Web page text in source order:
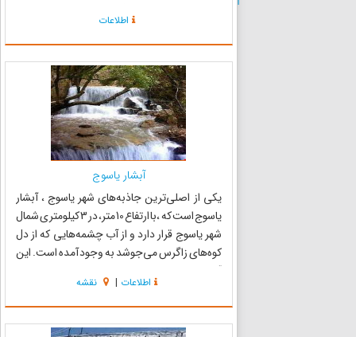
فلک کشیده دنا محدود می‌شود. دهستان کاکان از
سطح دریا در حدود ۱۹۲۰ متر...
اطلاعات
آبشار یاسوج
یکی از اصلی‌ترین جاذبه‌های شهر یاسوج ، آبشار
یاسوج است که ،با ارتفاع 10 متر، در 3 کیلومتری شمال
شهر یاسوج قرار دارد و از آب چشمه‌هایی که از دل
کوه‌های زاگرس می‌جوشد به وجود آمده است. این
آبشار در شمال شهر یاسوج واقع شده و دارای جاده
دسترسی آسفالت بوده و از ابتدای نوروز تا اواخر
مهرماه ...
اطلاعات | نقشه